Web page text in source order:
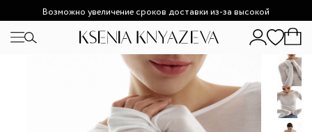
Возможно увеличение сроков доставки из-за высокой
загруженности.